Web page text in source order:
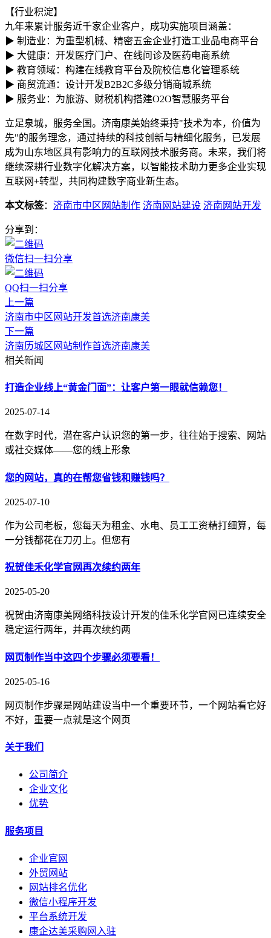
【行业积淀】
九年来累计服务近千家企业客户，成功实施项目涵盖：
▶ 制造业：为重型机械、精密五金企业打造工业品电商平台
▶ 大健康：开发医疗门户、在线问诊及医药电商系统
▶ 教育领域：构建在线教育平台及院校信息化管理系统
▶ 商贸流通：设计开发B2B2C多级分销商城系统
▶ 服务业：为旅游、财税机构搭建O2O智慧服务平台
立足泉城，服务全国。济南康美始终秉持"技术为本，价值为
先"的服务理念，通过持续的科技创新与精细化服务，已发展
成为山东地区具有影响力的互联网技术服务商。未来，我们将
继续深耕行业数字化解决方案，以智能技术助力更多企业实现
互联网+转型，共同构建数字商业新生态。
本文标签： 济南市中区网站制作 济南网站建设 济南网站开发
分享到：
微信扫一扫分享
QQ扫一扫分享
上一篇
济南市中区网站开发首选济南康美
下一篇
济南历城区网站制作首选济南康美
相关新闻
打造企业线上“黄金门面”：让客户第一眼就信赖您！
2025-07-14
在数字时代，潜在客户认识您的第一步，往往始于搜索、网站
或社交媒体——您的线上形象
您的网站，真的在帮您省钱和赚钱吗？
2025-07-10
作为公司老板，您每天为租金、水电、员工工资精打细算，每
一分钱都花在刀刃上。但您有
祝贺佳禾化学官网再次续约两年
2025-05-20
祝贺由济南康美网络科技设计开发的佳禾化学官网已连续安全
稳定运行两年，并再次续约两
网页制作当中这四个步骤必须要看！
2025-05-16
网页制作步骤是网站建设当中一个重要环节，一个网站看它好
不好，重要一点就是这个网页
关于我们
公司简介
企业文化
优势
服务项目
企业官网
外贸网站
网站排名优化
微信小程序开发
平台系统开发
康企达美采购网入驻